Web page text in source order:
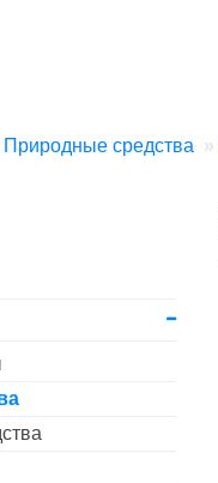
Природные средства